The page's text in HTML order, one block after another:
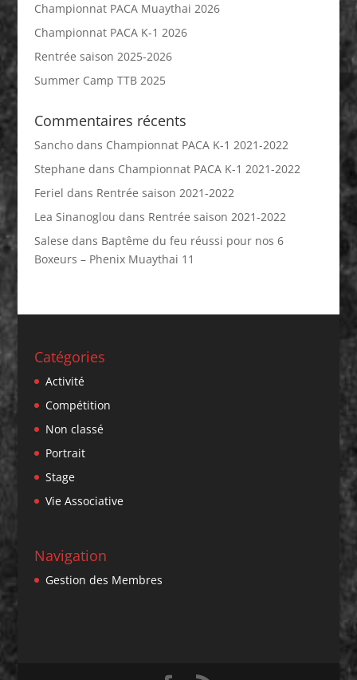
Championnat PACA Muaythai 2026
Championnat PACA K-1 2026
Rentrée saison 2025-2026
Summer Camp TTB 2025
Commentaires récents
Sanchodans Championnat PACA K-1 2021-2022
Stephane dans Championnat PACA K-1 2021-2022
Feriel dans Rentrée saison 2021-2022
Lea Sinanoglou dans Rentrée saison 2021-2022
Salese dans Baptême du feu réussi pour nos 6
Boxeurs – Phenix Muaythai 11
Catégories
Activité
Compétition
Non classé
Portrait
Stage
Vie Associative
Navigation
Gestion des Membres